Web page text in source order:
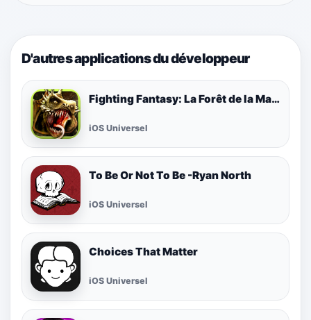
D'autres applications du développeur
Fighting Fantasy: La Forêt de la Malédiction
iOS Universel
To Be Or Not To Be -Ryan North
iOS Universel
Choices That Matter
iOS Universel